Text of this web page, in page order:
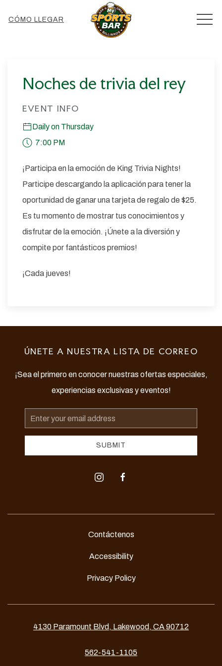
CÓMO LLEGAR
Noches de trivia del rey
EVENT INFO
Daily on Thursday
7:00 PM
¡Participa en la emoción de King Trivia Nights!
Participe descargando la aplicación para tener la
oportunidad de ganar una tarjeta de regalo de $25.
Es tu momento de mostrar tus conocimientos y
disfrutar de la emoción. ¡Únete a la diversión y
compite por fantásticos premios!
¡Cada jueves!
ÚNETE A NUESTRA LISTA DE CORREO
¡Sea el primero en conocer nuestras ofertas especiales,
experiencias exclusivas y eventos!
Email
Address
SUBMIT
instagramfacebook
Contáctenos
Accessibility
Privacy Policy
4130 Paramount Blvd, Lakewood, CA 90712
562-541-1105